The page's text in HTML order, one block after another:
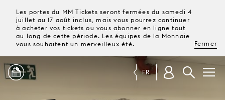
Les portes du MM Tickets seront fermées du samedi 4
juillet au 17 août inclus, mais vous pourrez continuer
à acheter vos tickets ou vous abonner en ligne tout
au long de cette période. Les équipes de la Monnaie
vous souhaitent un merveilleux été.
Fermer
FR